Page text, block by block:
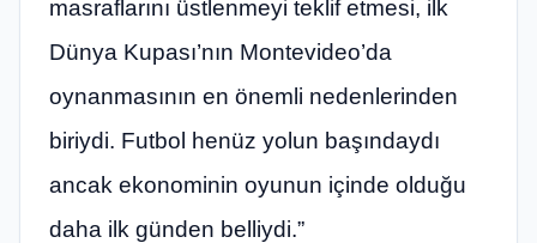
masraflarını üstlenmeyi teklif etmesi, ilk
Dünya Kupası’nın Montevideo’da
oynanmasının en önemli nedenlerinden
biriydi. Futbol henüz yolun başındaydı
ancak ekonominin oyunun içinde olduğu
daha ilk günden belliydi.”